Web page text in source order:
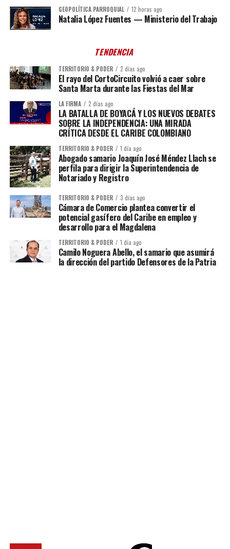
GEOPOLÍTICA PARROQUIAL 12 horas ago
Natalia López Fuentes — Ministerio del Trabajo
TENDENCIA
TERRITORIO & PODER 2 días ago
El rayo del CortoCircuito volvió a caer sobre
Santa Marta durante las Fiestas del Mar
LA FIRMA 2 días ago
LA BATALLA DE BOYACÁ Y LOS NUEVOS DEBATES
SOBRE LA INDEPENDENCIA: UNA MIRADA
CRÍTICA DESDE EL CARIBE COLOMBIANO
TERRITORIO & PODER 1 día ago
Abogado samario Joaquín José Méndez Llach se
perfila para dirigir la Superintendencia de
Notariado y Registro
TERRITORIO & PODER 3 días ago
Cámara de Comercio plantea convertir el
potencial gasífero del Caribe en empleo y
desarrollo para el Magdalena
TERRITORIO & PODER 1 día ago
Camilo Noguera Abello, el samario que asumirá
la dirección del partido Defensores de la Patria